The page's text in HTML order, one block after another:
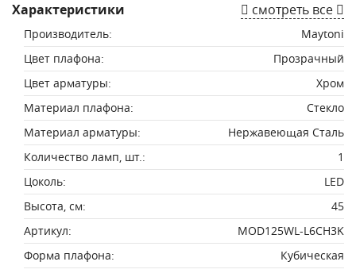
Характеристики смотреть все
Производитель:
Maytoni
Цвет плафона:
Прозрачный
Цвет арматуры:
Хром
Материал плафона:
Стекло
Материал арматуры:
Нержавеющая Сталь
Количество ламп, шт.:
1
Цоколь:
LED
Высота, см:
45
Артикул:
MOD125WL-L6CH3K
Форма плафона:
Кубическая